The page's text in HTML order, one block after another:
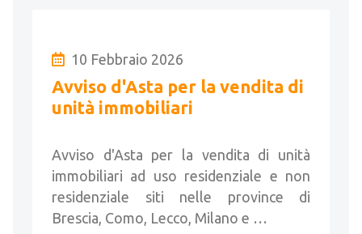
10 Febbraio 2026
Avviso d'Asta per la vendita di
unità immobiliari
Avviso d'Asta per la vendita di unità
immobiliari ad uso residenziale e non
residenziale siti nelle province di
Brescia, Como, Lecco, Milano e …